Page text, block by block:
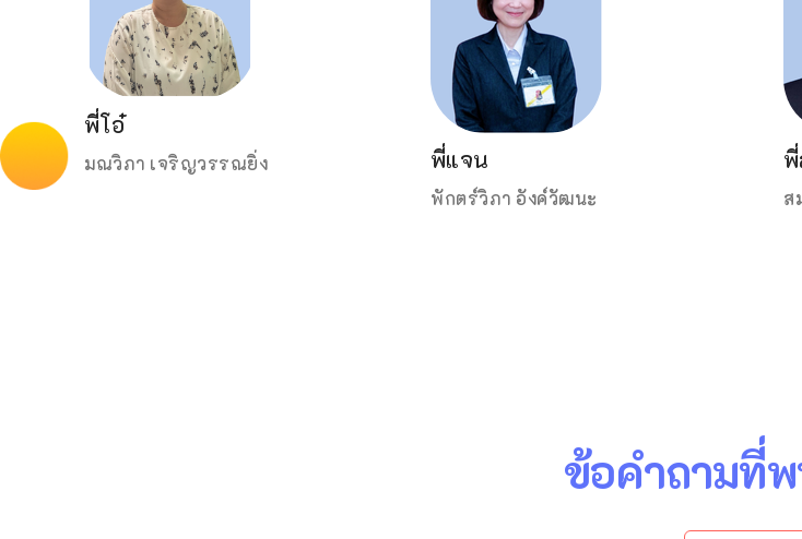
พี่โอ๋
มณวิภา เจริญวรรณยิ่ง พี่แจน
พักตร์วิภา อังค์วัฒนะ
พี่
ส
ส
ข้อคำถามที่